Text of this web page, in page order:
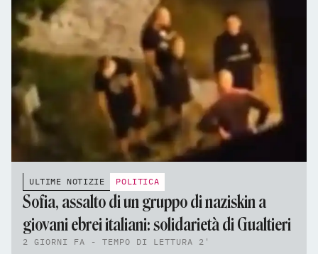
ULTIME NOTIZIE POLITICA
Sofia, assalto di un gruppo di naziskin a
giovani ebrei italiani: solidarietà di Gualtieri
2 GIORNI FA - TEMPO DI LETTURA 2'